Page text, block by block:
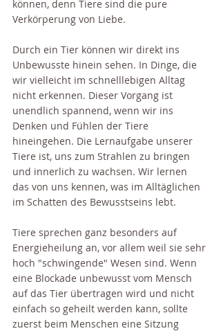
können, denn Tiere sind die pure
Verkörperung von Liebe.
Durch ein Tier können wir direkt ins
Unbewusste hinein sehen. In Dinge, die
wir vielleicht im schnelllebigen Alltag
nicht erkennen. Dieser Vorgang ist
unendlich spannend, wenn wir ins
Denken und Fühlen der Tiere
hineingehen. Die Lernaufgabe unserer
Tiere ist, uns zum Strahlen zu bringen
und innerlich zu wachsen. Wir lernen
das von uns kennen, was im Alltäglichen
im Schatten des Bewusstseins lebt.
Tiere sprechen ganz besonders auf
Energieheilung an, vor allem weil sie sehr
hoch "schwingende" Wesen sind. Wenn
eine Blockade unbewusst vom Mensch
auf das Tier übertragen wird und nicht
einfach so geheilt werden kann, sollte
zuerst beim Menschen eine Sitzung